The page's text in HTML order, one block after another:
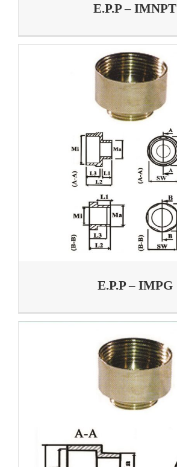
E.P.P – IMNPT
E.P.P – IMPG